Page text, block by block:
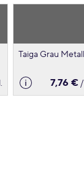
Taiga Grau
7,76 €